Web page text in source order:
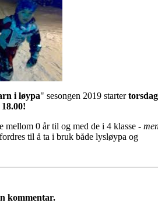
i løypa" sesongen 2019 startertorsdag
mellom 0 år til og med de i 4 klasse -
til å ta i bruk både lysløypa og
kommentar.